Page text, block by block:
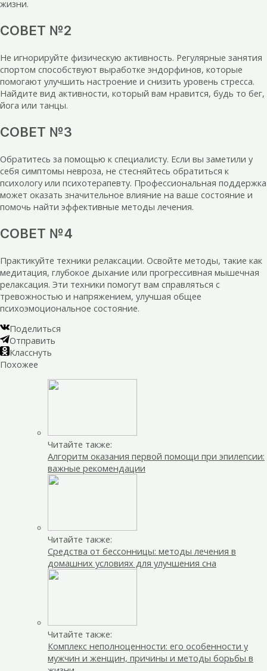
жизни.
СОВЕТ №2
Не игнорируйте физическую активность. Регулярные занятия
спортом способствуют выработке эндорфинов, которые
помогают улучшить настроение и снизить уровень стресса.
Найдите вид активности, который вам нравится, будь то бег,
йога или танцы.
СОВЕТ №3
Обратитесь за помощью к специалисту. Если вы заметили у
себя симптомы невроза, не стесняйтесь обратиться к
психологу или психотерапевту. Профессиональная поддержка
может оказать значительное влияние на ваше состояние и
помочь найти эффективные методы лечения.
СОВЕТ №4
Практикуйте техники релаксации. Освойте методы, такие как
медитация, глубокое дыхание или прогрессивная мышечная
релаксация. Эти техники помогут вам справляться с
тревожностью и напряжением, улучшая общее
психоэмоциональное состояние.
Поделиться
Отправить
Класснуть
Похожее
Читайте также:
Алгоритм оказания первой помощи при эпилепсии:
важные рекомендации
Читайте также:
Средства от бессонницы: методы лечения в
домашних условиях для улучшения сна
Читайте также:
Комплекс неполноценности: его особенности у
мужчин и женщин, причины и методы борьбы в